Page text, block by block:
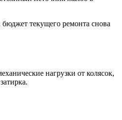
текущего ремонта снова
нагрузки от колясок,